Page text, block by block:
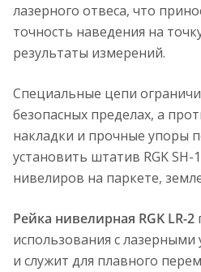
лазерного отвеса, что
точность наведения на
результаты измерений.
Специальные цепи
безопасных пределах, а
накладки и прочные упоры
установить штатив RGK SH-
нивелиров на паркете,
Рейка нивелирная RGK LR-2
использования с
и служит для плавного